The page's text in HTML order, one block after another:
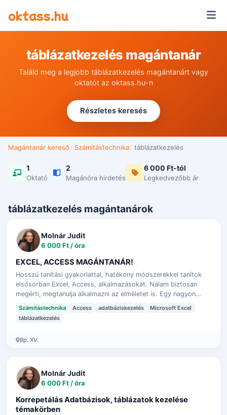
oktass.hu
táblázatkezelés magántanár
Találd meg a legjobb táblázatkezelés magántanárt vagy
oktatót az oktass.hu-n
Részletes keresés
Magántanár kereső / Számítástechnika / táblázatkezelés
1
Oktató
2
Magánóra hirdetés
6 000 Ft-tól
Legkedvezőbb ár
táblázatkezelés magántanárok
Molnár Judit
6 000 Ft / óra
EXCEL, ACCESS MAGÁNTANÁR!
Hosszú tanítási gyakorlattal, hatékony módszerekkel tanítok
elsősorban Excel, Access, alkalmazásokat. Nálam biztosan
megérti, megtanulja alkalmazni az elméletet is. Egy nagyon
Számítástechnika Access adatbáziskezelés
Microsoft Excel
táblázatkezelés
Bp. XV.
Molnár Judit
6 000 Ft / óra
Korrepetálás Adatbázisok, táblázatok kezelése
témakörben